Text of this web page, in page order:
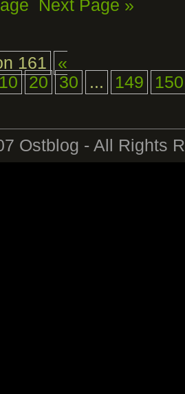
Next Page »
161
«
10 20 30 ... 149
150
Ostblog - All Rights